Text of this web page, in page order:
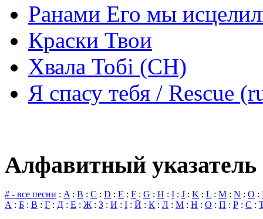
Ранами Его мы
Краски Твои
Хвала Тобі (СН)
Я спасу тебя / Rescue
Алфавитный указатель
# - все песни : A: B : C : D : E : F : G : H : I : J : K : L : M : N : O :
А : Б : В : Г : Д : Е : Ж: З : И : І : Й : К : Л : М : Н : О : П : Р : С :